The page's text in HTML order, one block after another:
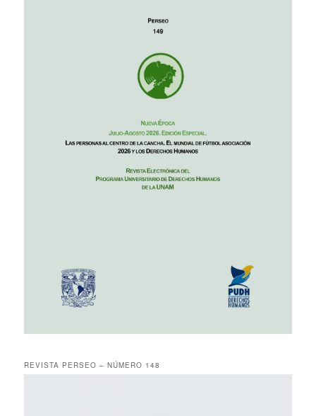
REVISTA PERSEO – NÚMERO 148